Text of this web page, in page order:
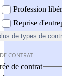
Profession
Reprise
de types de
CONTRAT
de contrat